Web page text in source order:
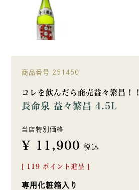
商品番号 251450
コレを飲んだら商売益々繁昌！！
長命泉 益々繁昌 4.5L
当店特別価格
¥ 11,900 税込
119 ポイント進呈 ]
専用化粧箱入り